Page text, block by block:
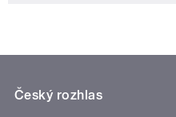
Český rozhlas